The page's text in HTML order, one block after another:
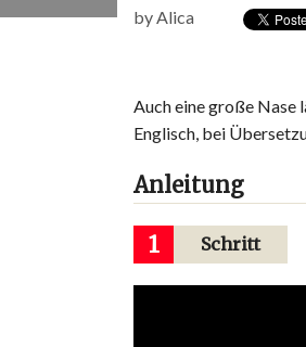
byAlica
Auch eine große Nase
Englisch, bei
Anleitung
1 Schritt